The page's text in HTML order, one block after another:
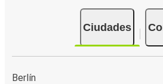
Ciudades
Berlín